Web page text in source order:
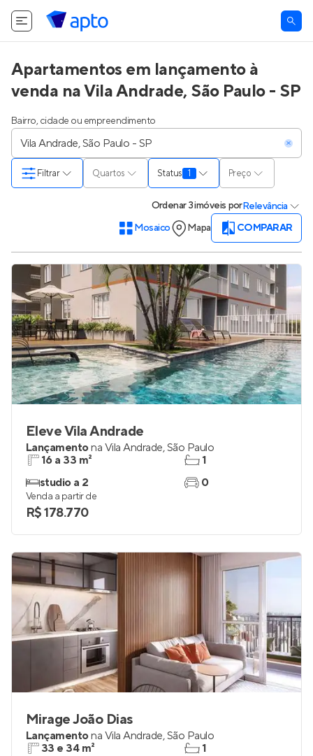
Apartamentos em lançamento à
venda na Vila Andrade, São Paulo - SP
Bairro, cidade ou empreendimento
Quartos Status 1 Preço
Filtrar
Ordenar3 imóveis porRelevância
Mosaico
Mapa COMPARAR
Eleve Vila Andrade
Lançamentona Vila Andrade,São Paulo
16 a 33 m²
studio a 2
1
0
Venda a partir de
R$ 178.770
Mirage João Dias
Lançamentona Vila Andrade,São Paulo
33 e 34 m²
1